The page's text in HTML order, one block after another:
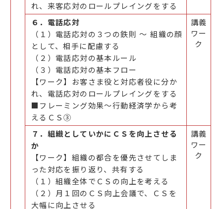
れ、来客応対のロールプレイングをする
６．電話応対
（１）電話応対の３つの鉄則 ～ 組織の顔
として、相手に配慮する
（２）電話応対の基本ルール
（３）電話応対の基本フロー
【ワーク】お客さま役と対応者役に分か
れ、電話応対のロールプレイングをする
■フレーミング効果～行動経済学から考
えるＣＳ③
講義
ワー
ク
７．組織としていかにＣＳを向上させる
か
【ワーク】組織の都合を優先させてしま
った対応を振り返り、共有する
（１）組織全体でＣＳの向上を考える
（２）月１回のＣＳ向上会議で、ＣＳを
大幅に向上させる
講義
ワー
ク